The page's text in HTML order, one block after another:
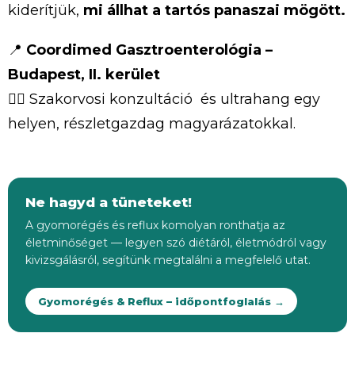
kiderítjük, mi állhat a tartós panaszai mögött.
📍 Coordimed Gasztroenterológia –
Budapest, II. kerület
👩‍⚕️ Szakorvosi konzultáció és ultrahang egy
helyen, részletgazdag magyarázatokkal.
Ne hagyd a tüneteket!
A gyomorégés és reflux komolyan ronthatja az
életminőséget — legyen szó diétáról, életmódról vagy
kivizsgálásról, segítünk megtalálni a megfelelő utat.
Gyomorégés & Reflux – időpontfoglalás →